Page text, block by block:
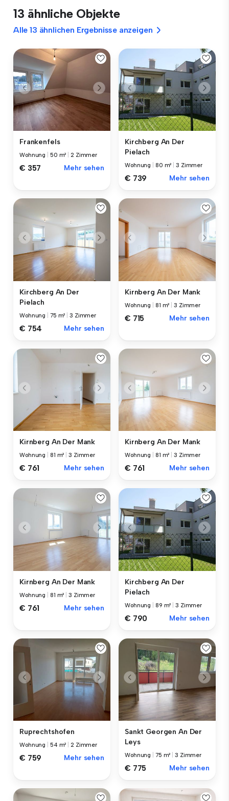
13 ähnliche Objekte
Alle 13 ähnlichen Ergebnisse anzeigen
Frankenfels
Wohnung 50 m² |2 Zimmer
€ 357 Mehr sehen
Kirchberg An Der
Pielach
Wohnung 80 m² |3 Zimmer
€ 739 Mehr sehen
Kirchberg An Der
Pielach
Wohnung 75 m² |3 Zimmer
€ 754 Mehr sehen
Kirnberg An Der Mank
Wohnung 81 m² |3 Zimmer
€ 715 Mehr sehen
Kirnberg An Der Mank
Wohnung 81 m² |3 Zimmer
€ 761 Mehr sehen
Kirnberg An Der Mank
Wohnung 81 m² |3 Zimmer
€ 761 Mehr sehen
Kirnberg An Der Mank
Wohnung 81 m² |3 Zimmer
€ 761 Mehr sehen
Kirchberg An Der
Pielach
Wohnung 89 m² |3 Zimmer
€ 790 Mehr sehen
Ruprechtshofen
Wohnung 54 m² |2 Zimmer
€ 759 Mehr sehen
Sankt Georgen An Der
Leys
Wohnung 75 m² |3 Zimmer
€ 775 Mehr sehen